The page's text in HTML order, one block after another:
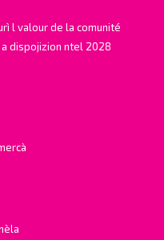
l valour de la comunité
a dispojizion ntel 2028